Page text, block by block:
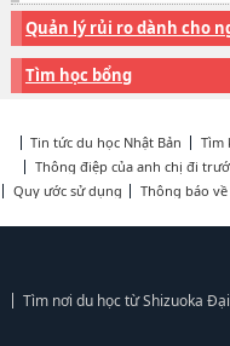
Quản lý rủi ro dành cho
Tìm học bổng
Tin tức du học Nhật Bản Tìm
Thông điệp của anh chị đi
Quy ước sử dụng
Thông báo
Tìm nơi du học từ Shizuoka